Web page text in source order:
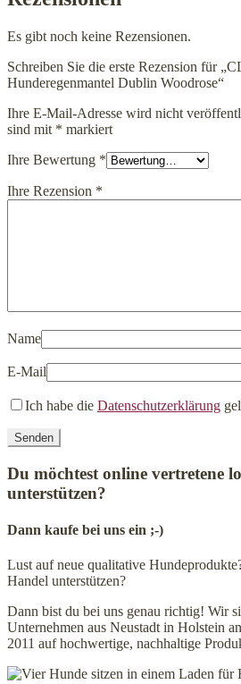
Es gibt noch keine Rezensionen.
Schreiben Sie die erste Rezension für
Hunderegenmantel Dublin Woodrose“
Ihre E-Mail-Adresse wird nicht
sind mit * markiert
Ihre Bewertung *
Ihre Rezension *
Name
E-Mail
Ich habe die Datenschutzerklärung
Du möchtest online vertretene
unterstützen?
Dann kaufe bei uns ein ;-)
Lust auf neue qualitative
Handel unterstützen?
Dann bist du bei uns genau richtig! Wir
Unternehmen aus Neustadt in Holstein
2011 auf hochwertige, nachhaltige